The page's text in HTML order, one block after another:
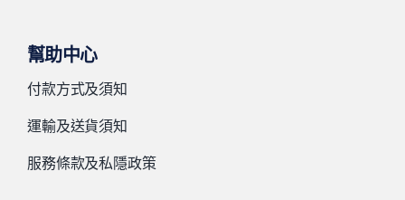
幫助中心
付款方式及須知
運輸及送貨須知
服務條款及私隱政策